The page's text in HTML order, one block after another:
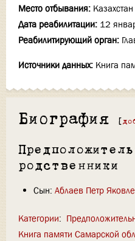
Место отбывания: Казахстан
Дата реабилитации: 12
Реабилитирующий орган:
Источники данных: Книга
Биография [
родственники
Сын: Аблаев Петр
Категории:
Книга памяти Самарской